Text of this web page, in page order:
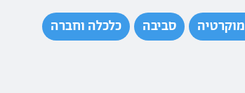
סביבה כלכלה וחברה